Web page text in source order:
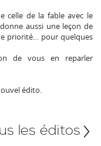
celle de la fable avec le
aussi une leçon de
priorité… pour quelques
de vous en reparler
édito.
les éditos